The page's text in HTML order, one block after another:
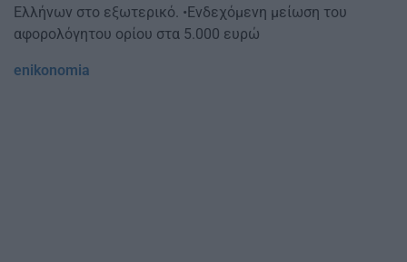
Ελλήνων στο εξωτερικό. •Ενδεχόμενη μείωση του
αφορολόγητου ορίου στα 5.000 ευρώ
enikonomia